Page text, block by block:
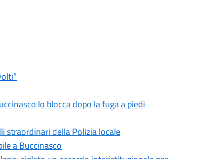
lo blocca dopo la fuga a piedi
straordinari della Polizia locale
a Buccinasco